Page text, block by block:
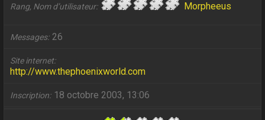
Rang, Nom d’utilisateur Morpheeus
Messages 26
Site internet
http://www.thephoenixworld.com
Inscription 18 octobre 2003, 13:06